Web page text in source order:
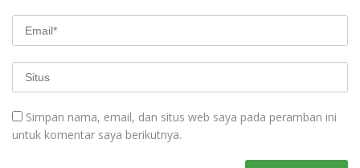
Simpan nama, email, dan situs web saya pada peramban ini
untuk komentar saya berikutnya.